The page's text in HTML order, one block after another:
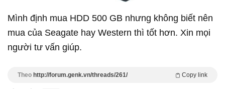
Mình định mua HDD 500 GB nhưng không biết nên
mua của Seagate hay Western thì tốt hơn. Xin mọi
người tư vấn giúp.
Theo http://forum.genk.vn/threads/261/ Copy link